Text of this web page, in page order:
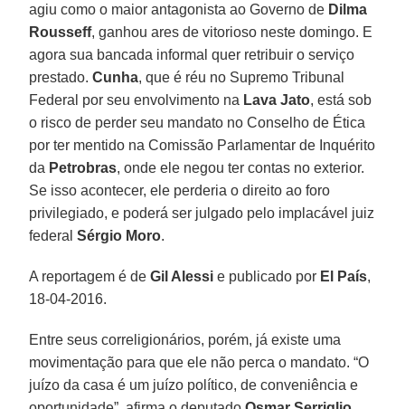
agiu como o maior antagonista ao Governo de Dilma
Rousseff, ganhou ares de vitorioso neste domingo. E
agora sua bancada informal quer retribuir o serviço
prestado.Cunha, que é réu no Supremo Tribunal
Federal por seu envolvimento na Lava Jato, está sob
o risco de perder seu mandato no Conselho de Ética
por ter mentido na Comissão Parlamentar de Inquérito
da Petrobras, onde ele negou ter contas no exterior.
Se isso acontecer, ele perderia o direito ao foro
privilegiado, e poderá ser julgado pelo implacável juiz
federalSérgio Moro.
A reportagem é deGil Alessi e publicado por El País,
18-04-2016.
Entre seus correligionários, porém, já existe uma
movimentação para que ele não perca o mandato. “O
juízo da casa é um juízo político, de conveniência e